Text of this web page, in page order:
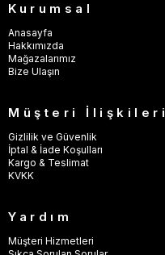
Kurumsal
Anasayfa
Hakkımızda
Mağazalarımız
Bize Ulaşın
Müşteri İlişkileri
Gizlilik ve Güvenlik
İptal & İade Koşulları
Kargo & Teslimat
KVKK
Yardım
Müşteri Hizmetleri